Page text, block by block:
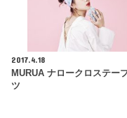
2017.4.18
MURUA ナロークロステー
ツ